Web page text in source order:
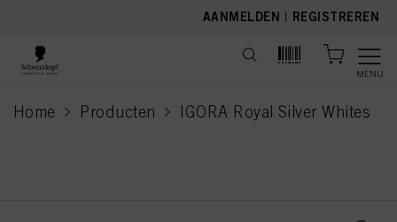
AANMELDEN | REGISTREREN
MENU
Home Producten IGORA Royal Silver Whites
current page